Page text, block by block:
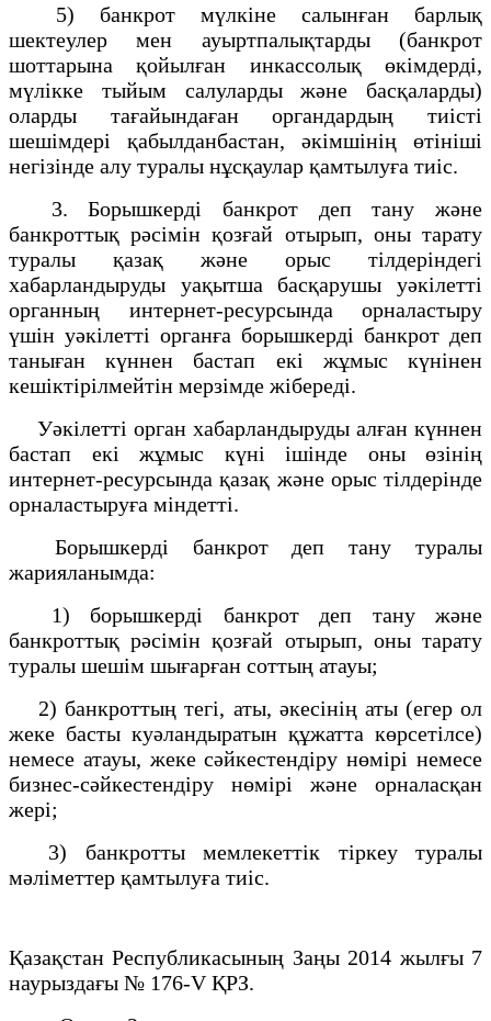
5) банкрот мүлкіне салынған барлық
шектеулер мен ауыртпалықтарды (банкрот
шоттарына қойылған инкассолық өкімдерді,
мүлікке тыйым салуларды және басқаларды)
оларды тағайындаған органдардың тиісті
шешімдері қабылданбастан, әкімшінің өтініші
негізінде алу туралы нұсқаулар қамтылуға тиіс.
3. Борышкерді банкрот деп тану және
банкроттық рәсімін қозғай отырып, оны тарату
туралы қазақ және орыс тілдеріндегі
хабарландыруды уақытша басқарушы уәкілетті
органның интернет-ресурсында орналастыру
үшін уәкілетті органға борышкерді банкрот деп
таныған күннен бастап екі жұмыс күнінен
кешіктірілмейтін мерзімде жібереді.
Уәкілетті орган хабарландыруды алған күннен
бастап екі жұмыс күні ішінде оны өзінің
интернет-ресурсында қазақ және орыс тілдерінде
орналастыруға міндетті.
Борышкердi банкрот деп тану туралы
жарияланымда:
1) борышкердi банкрот деп тану және
банкроттық рәсімін қозғай отырып, оны тарату
туралы шешiм шығарған соттың атауы;
2) банкроттың тегі, аты, әкесінің аты (егер ол
жеке басты куәландыратын құжатта көрсетілсе)
немесе атауы, жеке сәйкестендіру нөмірі немесе
бизнес-сәйкестендіру нөмірі және орналасқан
жерi;
3) банкротты мемлекеттік тіркеу туралы
мәліметтер қамтылуға тиіс.
Қазақстан Республикасының Заңы 2014 жылғы 7
наурыздағы № 176-V ҚРЗ.